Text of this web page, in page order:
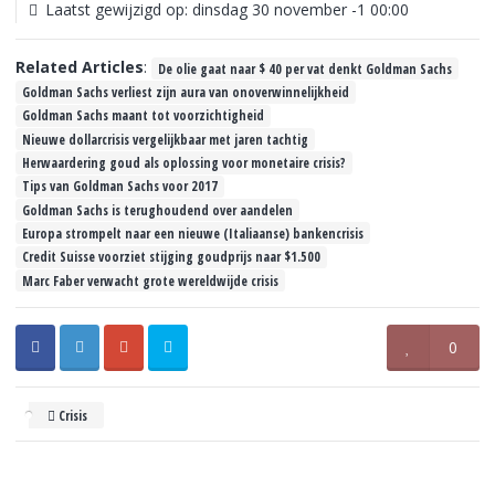
Laatst gewijzigd op: dinsdag 30 november -1 00:00
Related Articles:
De olie gaat naar $ 40 per vat denkt Goldman Sachs
Goldman Sachs verliest zijn aura van onoverwinnelijkheid
Goldman Sachs maant tot voorzichtigheid
Nieuwe dollarcrisis vergelijkbaar met jaren tachtig
Herwaardering goud als oplossing voor monetaire crisis?
Tips van Goldman Sachs voor 2017
Goldman Sachs is terughoudend over aandelen
Europa strompelt naar een nieuwe (Italiaanse) bankencrisis
Credit Suisse voorziet stijging goudprijs naar $1.500
Marc Faber verwacht grote wereldwijde crisis
0
Crisis